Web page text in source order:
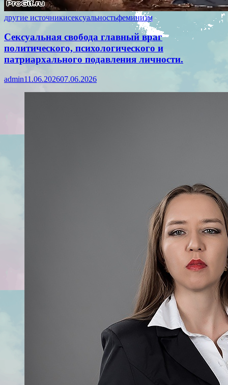
другие источникисексуальностьфеминизм
Сексуальная свобода главный враг
политического, психологического и
патриархального подавления личности.
admin11.06.202607.06.2026